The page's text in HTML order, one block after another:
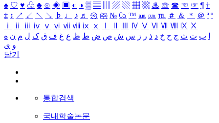
♠ ♡ ♥ ♧ ♣ ⊙ ◈ ▣ ◐ ◑ ▒ ▤ ▨ ▧ ▦ ▩ ♨ ☏ ☎ ☜ ☞ ¶ †
‡ ↕ ↗ ↙ ↖ ↘ ♭ ♩ ♪ ♬ ㉿ ㈜ № ㏇ ™ ㏂ ㏘ ℡ ＃ ＆ ＊ ＠ ª º
ⅰ
ⅱ ⅲ ⅳ ⅴ ⅵ ⅶ ⅷ ⅸ ⅹ Ⅳ Ⅴ Ⅵ Ⅶ Ⅷ Ⅸ Ⅹ
ب ت ث ج ح خ د ذ ر ز س ش ص ض ط ظ ع غ ف ق ک ل م ن ه
و ی
닫기
통합검색
국내학술논문